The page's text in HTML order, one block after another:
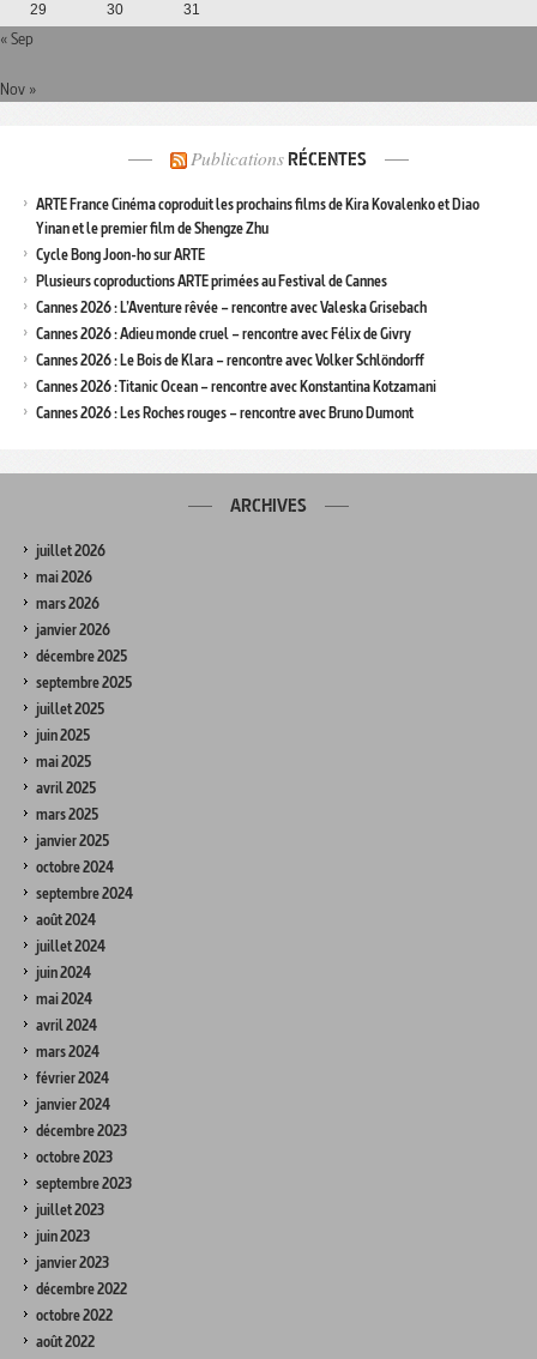
29
30 31
« Sep
Nov »
Publications RÉCENTES
ARTE France Cinéma coproduit les prochains films de Kira Kovalenko et Diao
Yinan et le premier film de Shengze Zhu
Cycle Bong Joon-ho sur ARTE
Plusieurs coproductions ARTE primées au Festival de Cannes
Cannes 2026 : L’Aventure rêvée – rencontre avec Valeska Grisebach
Cannes 2026 : Adieu monde cruel – rencontre avec Félix de Givry
Cannes 2026 : Le Bois de Klara – rencontre avec Volker Schlöndorff
Cannes 2026 : Titanic Ocean – rencontre avec Konstantina Kotzamani
Cannes 2026 : Les Roches rouges – rencontre avec Bruno Dumont
ARCHIVES
juillet 2026
mai 2026
mars 2026
janvier 2026
décembre 2025
septembre 2025
juillet 2025
juin 2025
mai 2025
avril 2025
mars 2025
janvier 2025
octobre 2024
septembre 2024
août 2024
juillet 2024
juin 2024
mai 2024
avril 2024
mars 2024
février 2024
janvier 2024
décembre 2023
octobre 2023
septembre 2023
juillet 2023
juin 2023
janvier 2023
décembre 2022
octobre 2022
août 2022